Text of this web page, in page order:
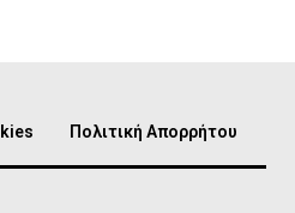
Πολιτική Απορρήτου